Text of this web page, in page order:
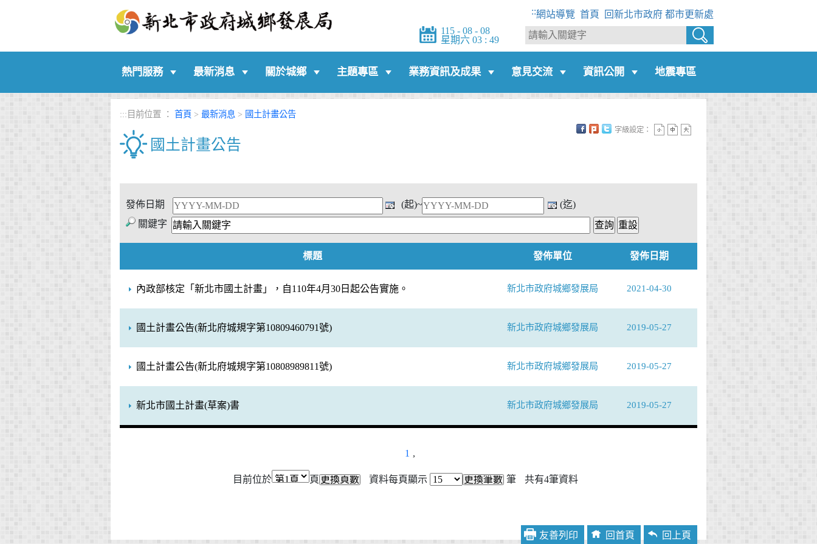
:::網站導覽 首頁 回新北市政府 都市更新處
115 - 08 - 08
星期六 03 : 49
熱門服務 最新消息 關於城鄉 主題專區 業務資訊及成果 意見交流 資訊公開 地震專區
::: 目前位置 ： 首頁 > 最新消息 > 國土計畫公告
國土計畫公告
字級設定：
發佈日期 (起)~
(迄)
關鍵字
標題 發佈單位 發佈日期
內政部核定「新北市國土計畫」，自110年4月30日起公告實施。 新北市政府城鄉發展局 2021-04-30
國土計畫公告(新北府城規字第10809460791號) 新北市政府城鄉發展局 2019-05-27
國土計畫公告(新北府城規字第10808989811號) 新北市政府城鄉發展局 2019-05-27
新北市國土計畫(草案)書 新北市政府城鄉發展局 2019-05-27
1 ,
目前位於 頁 資料每頁顯示 筆 共有4筆資料
友善列印 回首頁 回上頁